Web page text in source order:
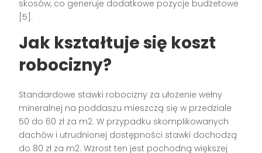
skosów, co generuje dodatkowe pozycje budżetowe
[5].
Jak kształtuje się koszt
robocizny?
Standardowe stawki robocizny za ułożenie wełny
mineralnej na poddaszu mieszczą się w przedziale
50 do 60 zł za m2. W przypadku skomplikowanych
dachów i utrudnionej dostępności stawki dochodzą
do 80 zł za m2. Wzrost ten jest pochodną większej